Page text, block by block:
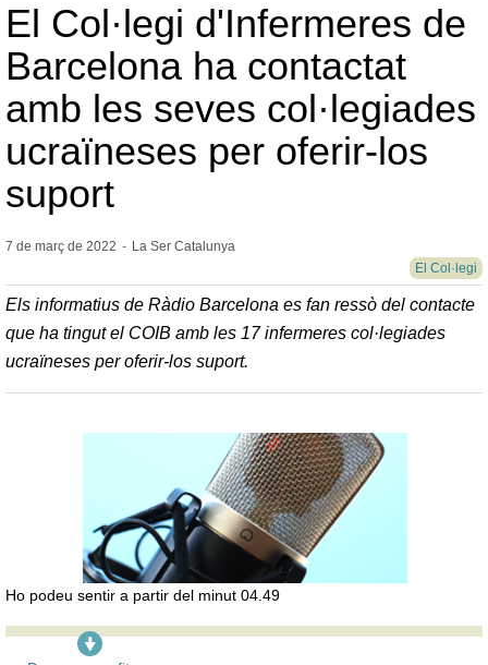
El Col·legi d'Infermeres de
Barcelona ha contactat
amb les seves col·legiades
ucraïneses per oferir-los
suport
7 de març de 2022 - La Ser Catalunya
El Col·legi
Els informatius de Ràdio Barcelona es fan ressò del contacte
que ha tingut el COIB amb les 17 infermeres col·legiades
ucraïneses per oferir-los suport.
Ho podeu sentir a partir del minut 04.49